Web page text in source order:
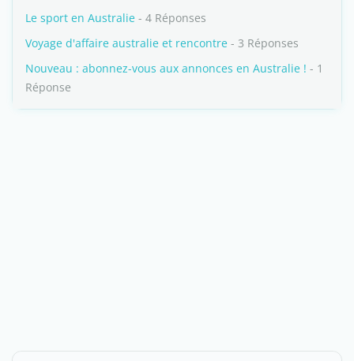
Le sport en Australie - 4 Réponses
Voyage d'affaire australie et rencontre - 3 Réponses
Nouveau : abonnez-vous aux annonces en Australie ! - 1
Réponse